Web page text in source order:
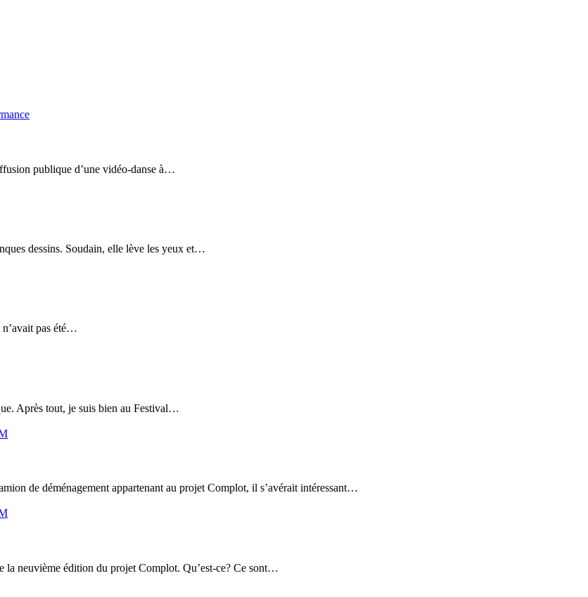
publique d’une vidéo-danse à…
dessins. Soudain, elle lève les yeux et…
n’avait pas été…
Après tout, je suis bien au Festival…
de déménagement appartenant au projet Complot, il s’avérait intéressant…
la neuvième édition du projet Complot. Qu’est-ce? Ce sont…